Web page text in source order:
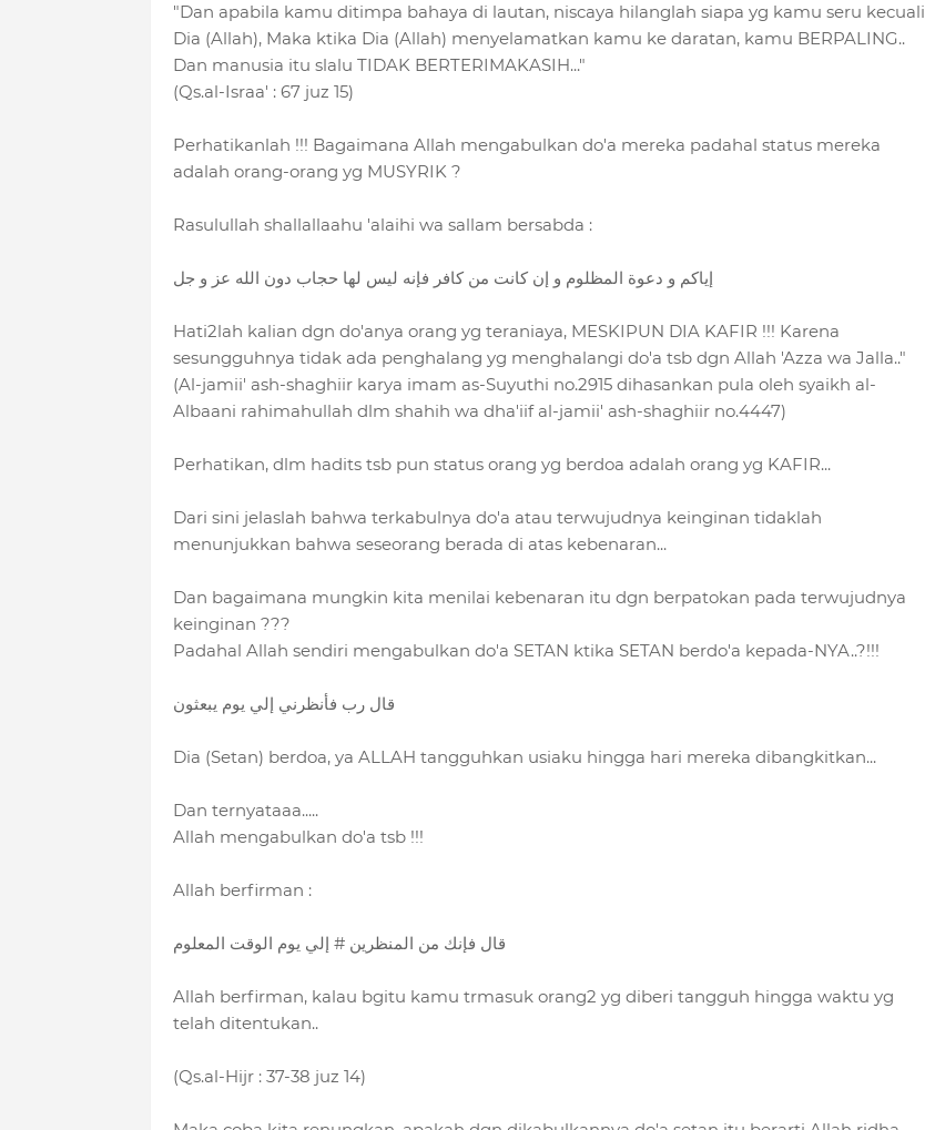
"Dan apabila kamu ditimpa bahaya di lautan, niscaya hilanglah siapa yg kamu seru kecuali
Dia (Allah), Maka ktika Dia (Allah) menyelamatkan kamu ke daratan, kamu BERPALING..
Dan manusia itu slalu TIDAK BERTERIMAKASIH..."
(Qs.al-Israa' : 67 juz 15)
Perhatikanlah !!! Bagaimana Allah mengabulkan do'a mereka padahal status mereka
adalah orang-orang yg MUSYRIK ?
Rasulullah shallallaahu 'alaihi wa sallam bersabda :
إياكم و دعوة المظلوم و إن كانت من كافر فإنه ليس لها حجاب دون الله عز و جل
Hati2lah kalian dgn do'anya orang yg teraniaya, MESKIPUN DIA KAFIR !!! Karena
sesungguhnya tidak ada penghalang yg menghalangi do'a tsb dgn Allah 'Azza wa Jalla.."
(Al-jamii' ash-shaghiir karya imam as-Suyuthi no.2915 dihasankan pula oleh syaikh al-
Albaani rahimahullah dlm shahih wa dha'iif al-jamii' ash-shaghiir no.4447)
Perhatikan, dlm hadits tsb pun status orang yg berdoa adalah orang yg KAFIR...
Dari sini jelaslah bahwa terkabulnya do'a atau terwujudnya keinginan tidaklah
menunjukkan bahwa seseorang berada di atas kebenaran...
Dan bagaimana mungkin kita menilai kebenaran itu dgn berpatokan pada terwujudnya
keinginan ???
Padahal Allah sendiri mengabulkan do'a SETAN ktika SETAN berdo'a kepada-NYA..?!!!
قال رب فأنظرني إلي يوم يبعثون
Dia (Setan) berdoa, ya ALLAH tangguhkan usiaku hingga hari mereka dibangkitkan...
Dan ternyataaa.....
Allah mengabulkan do'a tsb !!!
Allah berfirman :
قال فإنك من المنظرين # إلي يوم الوقت المعلوم
Allah berfirman, kalau bgitu kamu trmasuk orang2 yg diberi tangguh hingga waktu yg
telah ditentukan..
(Qs.al-Hijr : 37-38 juz 14)